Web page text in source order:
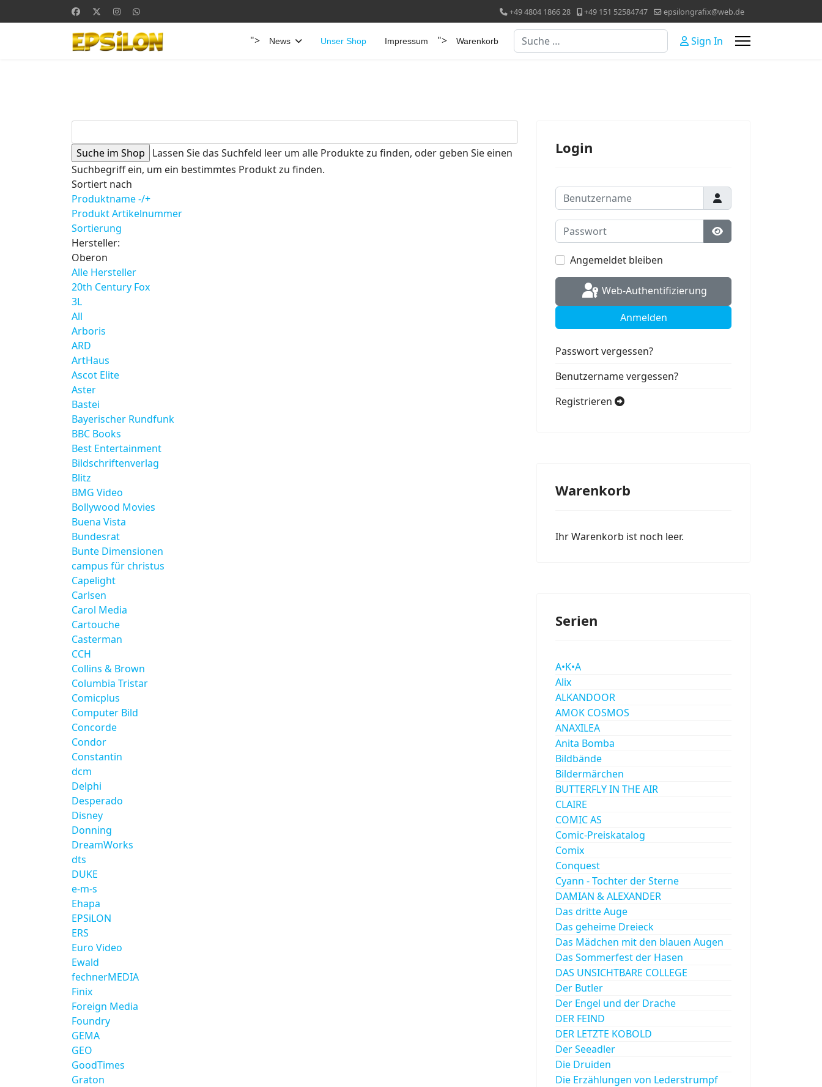
+49 4804 1866 28 +49 151 52584747 epsilongrafix@web.de
"> News Unser Shop Impressum "> Warenkorb Suchen Sign In
Lassen Sie das Suchfeld leer um alle Produkte zu finden, oder geben Sie einen
Suchbegriff ein, um ein bestimmtes Produkt zu finden.
Sortiert nach
Produktname -/+
Produkt Artikelnummer
Sortierung
Hersteller:
Oberon
Alle Hersteller
20th Century Fox
3L
All
Arboris
ARD
ArtHaus
Ascot Elite
Aster
Bastei
Bayerischer Rundfunk
BBC Books
Best Entertainment
Bildschriftenverlag
Blitz
BMG Video
Bollywood Movies
Buena Vista
Bundesrat
Bunte Dimensionen
campus für christus
Capelight
Carlsen
Carol Media
Cartouche
Casterman
CCH
Collins & Brown
Columbia Tristar
Comicplus
Computer Bild
Concorde
Condor
Constantin
dcm
Delphi
Desperado
Disney
Donning
DreamWorks
dts
DUKE
e-m-s
Ehapa
EPSiLON
ERS
Euro Video
Ewald
fechnerMEDIA
Finix
Foreign Media
Foundry
GEMA
GEO
GoodTimes
Graton
Login
Benutzername
Passwort
Passwort anzeigen
Angemeldet bleiben
Web-Authentifizierung
Anmelden
Passwort vergessen?
Benutzername vergessen?
Registrieren
Warenkorb
Ihr Warenkorb ist noch leer.
Serien
A•K•A
Alix
ALKANDOOR
AMOK COSMOS
ANAXILEA
Anita Bomba
Bildbände
Bildermärchen
BUTTERFLY IN THE AIR
CLAIRE
COMIC AS
Comic-Preiskatalog
Comix
Conquest
Cyann - Tochter der Sterne
DAMIAN & ALEXANDER
Das dritte Auge
Das geheime Dreieck
Das Mädchen mit den blauen Augen
Das Sommerfest der Hasen
DAS UNSICHTBARE COLLEGE
Der Butler
Der Engel und der Drache
DER FEIND
DER LETZTE KOBOLD
Der Seeadler
Die Druiden
Die Erzählungen von Lederstrumpf